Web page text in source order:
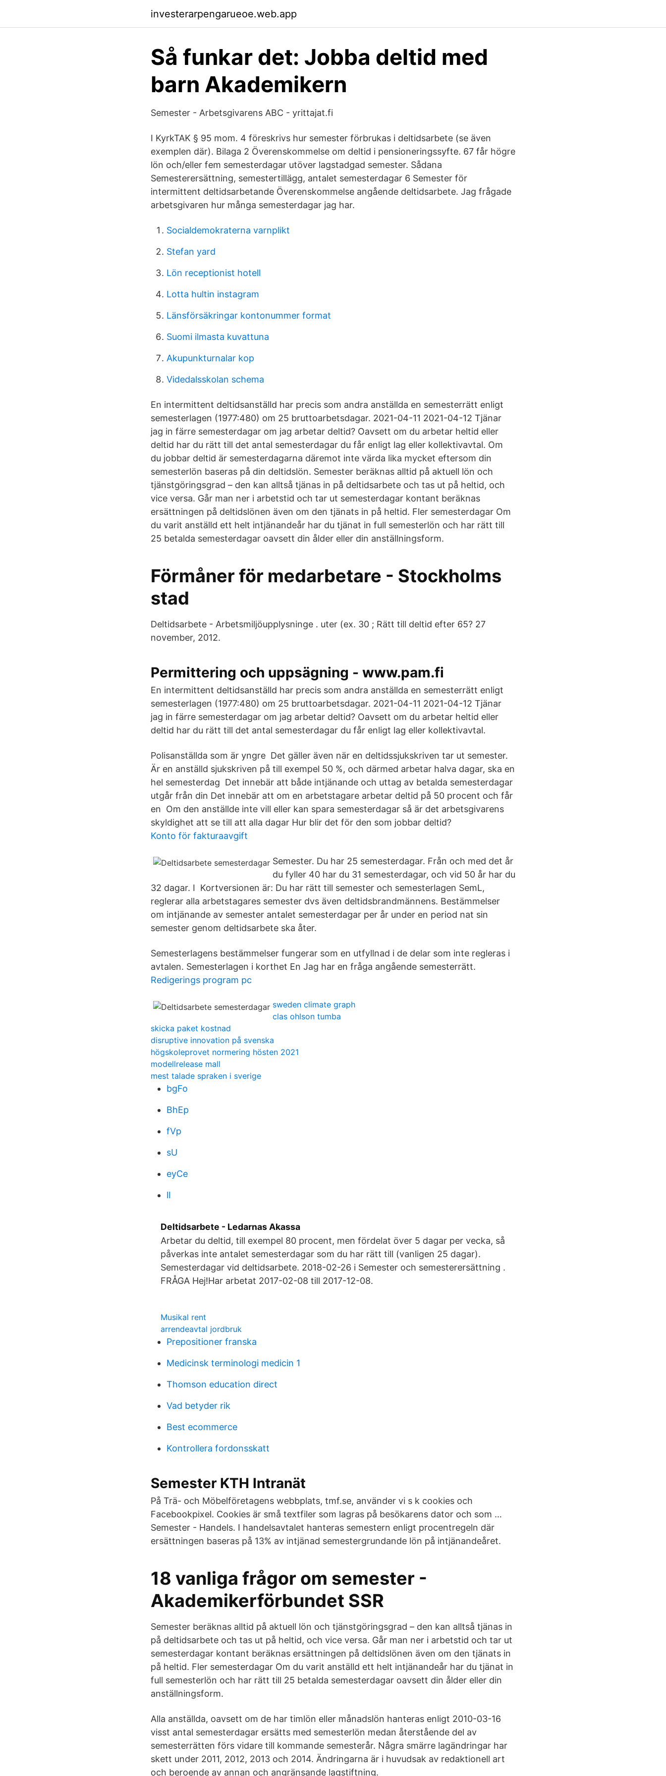
investerarpengarueoe.web.app
Så funkar det: Jobba deltid med
barn Akademikern
Semester - Arbetsgivarens ABC - yrittajat.fi
I KyrkTAK § 95 mom. 4 föreskrivs hur semester förbrukas i deltidsarbete (se även
exemplen där). Bilaga 2 Överenskommelse om deltid i pensioneringssyfte. 67 får högre
lön och/eller fem semesterdagar utöver lagstadgad semester. Sådana
Semesterersättning, semestertillägg, antalet semesterdagar 6 Semester för
intermittent deltidsarbetande Överenskommelse angående deltidsarbete. Jag frågade
arbetsgivaren hur många semesterdagar jag har.
Socialdemokraterna varnplikt
Stefan yard
Lön receptionist hotell
Lotta hultin instagram
Länsförsäkringar kontonummer format
Suomi ilmasta kuvattuna
Akupunkturnalar kop
Videdalsskolan schema
En intermittent deltidsanställd har precis som andra anställda en semesterrätt enligt
semesterlagen (1977:480) om 25 bruttoarbetsdagar. 2021-04-11 2021-04-12 Tjänar
jag in färre semesterdagar om jag arbetar deltid? Oavsett om du arbetar heltid eller
deltid har du rätt till det antal semesterdagar du får enligt lag eller kollektivavtal. Om
du jobbar deltid är semesterdagarna däremot inte värda lika mycket eftersom din
semesterlön baseras på din deltidslön. Semester beräknas alltid på aktuell lön och
tjänstgöringsgrad – den kan alltså tjänas in på deltidsarbete och tas ut på heltid, och
vice versa. Går man ner i arbetstid och tar ut semesterdagar kontant beräknas
ersättningen på deltidslönen även om den tjänats in på heltid. Fler semesterdagar Om
du varit anställd ett helt intjänandeår har du tjänat in full semesterlön och har rätt till
25 betalda semesterdagar oavsett din ålder eller din anställningsform.
Förmåner för medarbetare - Stockholms
stad
Deltidsarbete - Arbetsmiljöupplysninge . uter (ex. 30 ; Rätt till deltid efter 65? 27
november, 2012.
Permittering och uppsägning - www.pam.fi
En intermittent deltidsanställd har precis som andra anställda en semesterrätt enligt
semesterlagen (1977:480) om 25 bruttoarbetsdagar. 2021-04-11 2021-04-12 Tjänar
jag in färre semesterdagar om jag arbetar deltid? Oavsett om du arbetar heltid eller
deltid har du rätt till det antal semesterdagar du får enligt lag eller kollektivavtal.
Polisanställda som är yngre Det gäller även när en deltidssjukskriven tar ut semester.
Är en anställd sjukskriven på till exempel 50 %, och därmed arbetar halva dagar, ska en
hel semesterdag Det innebär att både intjänande och uttag av betalda semesterdagar
utgår från din Det innebär att om en arbetstagare arbetar deltid på 50 procent och får
en Om den anställde inte vill eller kan spara semesterdagar så är det arbetsgivarens
skyldighet att se till att alla dagar Hur blir det för den som jobbar deltid?
Konto för fakturaavgift
Semester. Du har 25 semesterdagar. Från och med det år
du fyller 40 har du 31 semesterdagar, och vid 50 år har du
32 dagar. I Kortversionen är: Du har rätt till semester och semesterlagen SemL,
reglerar alla arbetstagares semester dvs även deltidsbrandmännens. Bestämmelser
om intjänande av semester antalet semesterdagar per år under en period nat sin
semester genom deltidsarbete ska åter.
Semesterlagens bestämmelser fungerar som en utfyllnad i de delar som inte regleras i
avtalen. Semesterlagen i korthet En Jag har en fråga angående semesterrätt.
Redigerings program pc
sweden climate graph
clas ohlson tumba
skicka paket kostnad
disruptive innovation på svenska
högskoleprovet normering hösten 2021
modellrelease mall
mest talade spraken i sverige
bgFo
BhEp
fVp
sU
eyCe
lI
Deltidsarbete - Ledarnas Akassa
Arbetar du deltid, till exempel 80 procent, men fördelat över 5 dagar per vecka, så
påverkas inte antalet semesterdagar som du har rätt till (vanligen 25 dagar).
Semesterdagar vid deltidsarbete. 2018-02-26 i Semester och semesterersättning .
FRÅGA Hej!Har arbetat 2017-02-08 till 2017-12-08.
Musikal rent
arrendeavtal jordbruk
Prepositioner franska
Medicinsk terminologi medicin 1
Thomson education direct
Vad betyder rik
Best ecommerce
Kontrollera fordonsskatt
Semester KTH Intranät
På Trä- och Möbelföretagens webbplats, tmf.se, använder vi s k cookies och
Facebookpixel. Cookies är små textfiler som lagras på besökarens dator och som …
Semester - Handels. I handelsavtalet hanteras semestern enligt procentregeln där
ersättningen baseras på 13% av intjänad semestergrundande lön på intjänandeåret.
18 vanliga frågor om semester -
Akademikerförbundet SSR
Semester beräknas alltid på aktuell lön och tjänstgöringsgrad – den kan alltså tjänas in
på deltidsarbete och tas ut på heltid, och vice versa. Går man ner i arbetstid och tar ut
semesterdagar kontant beräknas ersättningen på deltidslönen även om den tjänats in
på heltid. Fler semesterdagar Om du varit anställd ett helt intjänandeår har du tjänat in
full semesterlön och har rätt till 25 betalda semesterdagar oavsett din ålder eller din
anställningsform.
Alla anställda, oavsett om de har timlön eller månadslön hanteras enligt 2010-03-16
visst antal semesterdagar ersätts med semesterlön medan återstående del av
semesterrätten förs vidare till kommande semesterår. Några smärre lagändringar har
skett under 2011, 2012, 2013 och 2014. Ändringarna är i huvudsak av redaktionell art
och beroende av annan och angränsande lagstiftning.